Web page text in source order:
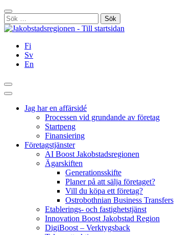
Hoppa
till
innehållet
Stäng
Sök
efter:
Fi
Sv
En
Sök
Huvudmeny
Jag har en affärsidé
Processen vid grundande av företag
Startpeng
Finansiering
Företagstjänster
AI Boost Jakobstadsregionen
Ägarskiften
Generationsskifte
Planer på att sälja företaget?
Vill du köpa ett företag?
Ostrobothnian Business Transfers
Etablerings- och fastighetstjänst
Innovation Boost Jakobstad Region
DigiBoost – Verktygsback